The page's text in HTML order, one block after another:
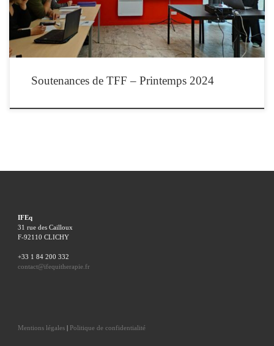
Soutenances de TFF – Printemps 2024
IFEq
31 rue des Cailloux
F-92110 CLICHY
+33 1 84 200 332
contact@ifequitherapie.fr
Mentions légales| Politique de confidentialité